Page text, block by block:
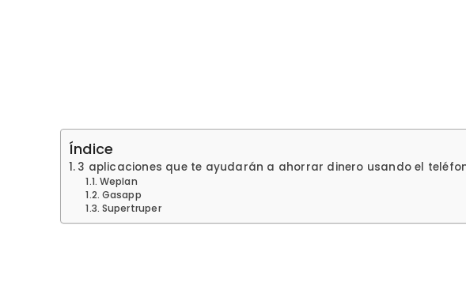
Índice
3 aplicaciones que te ayudarán a ahorrar dinero usando el
Weplan
Gasapp
Supertruper